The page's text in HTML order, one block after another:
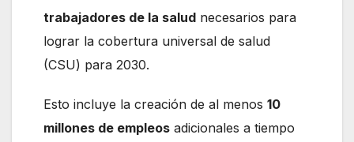
trabajadores de la salud necesarios para
lograr la cobertura universal de salud
(CSU) para 2030.
Esto incluye la creación de al menos 10
millones de empleos adicionales a tiempo